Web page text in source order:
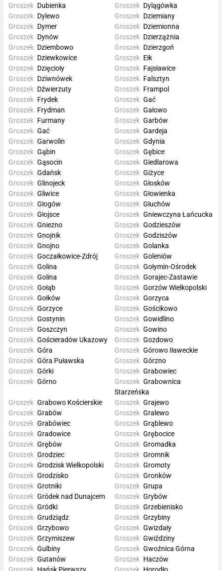
Groszek Dubienka
Groszek Dylągówka
Groszek Dylewo
Groszek Dymer
Groszek Dynów
Groszek Dziembowo
Groszek Dziemiany
Groszek Dziemionna
Groszek Dzierzążnia
Groszek Dzierzgoń
Groszek Dziewkowice
Groszek Dzięcioły
Groszek Dziwnówek
Groszek Dźwierzuty
Groszek Ełk
Groszek Fajsławice
Groszek Falsztyn
Groszek Frampol
Groszek Frydek
Groszek Frydman
Groszek Furmany
Groszek Gać
Groszek Gać
Groszek Gałowo
Groszek Garbów
Groszek Gardeja
Groszek Garwolin
Groszek Gąbin
Groszek Gąsocin
Groszek Gdańsk
Groszek Gdynia
Groszek Gębice
Groszek Giedlarowa
Groszek Giżyce
Groszek Glinojeck
Groszek Gliwice
Groszek Głogów
Groszek Głojsce
Groszek Głosków
Groszek Głowienka
Groszek Głuchów
Groszek Gniewczyna Łańcucka
Groszek Gniezno
Groszek Gnojnik
Groszek Gnojno
Groszek Goczałkowice-Zdrój
Groszek Godzieszów
Groszek Godziszów
Groszek Golanka
Groszek Goleniów
Groszek Golina
Groszek Golina
Groszek Gołąb
Groszek Gołków
Groszek Gołymin-Ośrodek
Groszek Gorajec-Zastawie
Groszek Gorzów Wielkopolski
Groszek Gorzyca
Groszek Gorzyce
Groszek Gostynin
Groszek Goszczyn
Groszek Gościeradów Ukazowy
Groszek Gościkowo
Groszek Gowidlino
Groszek Gowino
Groszek Gozdowo
Groszek Góra
Groszek Góra Puławska
Groszek Górki
Groszek Górno
Groszek Górowo Iławeckie
Groszek Górzno
Groszek Grabowiec
Groszek Grabownica
Starzeńska
Groszek Grabowo Kościerskie
Groszek Grabów
Groszek Grabówiec
Groszek Gradowice
Groszek Grajewo
Groszek Gralewo
Groszek Grąblewo
Groszek Grębocice
Groszek Grębów
Groszek Grodziec
Groszek Grodzisk Wielkopolski
Groszek Grodzisko
Groszek Gromadka
Groszek Gromnik
Groszek Gromoty
Groszek Gronków
Groszek Grotniki
Groszek Gródek nad Dunajcem
Groszek Gródki
Groszek Grudziądz
Groszek Grupa
Groszek Grybów
Groszek Grzebienisko
Groszek Grzybiny
Groszek Grzybowo
Groszek Grzymiszew
Groszek Gulbiny
Groszek Gutanów
Groszek Gwizdały
Groszek Gwiździny
Groszek Gwoźnica Górna
Groszek Haczów
Groszek Hańsk Pierwszy Groszek Horodło